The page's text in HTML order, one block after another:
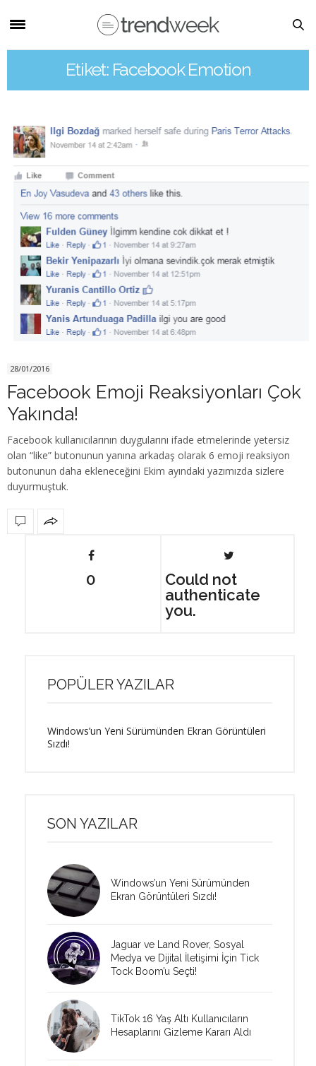
Etiket: Facebook Emotion
28/01/2016
Facebook Emoji Reaksiyonları Çok
Yakında!
Facebook kullanıcılarının duygularını ifade etmelerinde yetersiz
olan “like” butonunun yanına arkadaş olarak 6 emoji reaksiyon
butonunun daha ekleneceğini Ekim ayındaki yazımızda sizlere
duyurmuştuk.
0
Could not
authenticate
you.
POPÜLER YAZILAR
Windows’un Yeni Sürümünden Ekran Görüntüleri
Sızdı!
SON YAZILAR
Windows’un Yeni Sürümünden
Ekran Görüntüleri Sızdı!
Jaguar ve Land Rover, Sosyal
Medya ve Dijital İletişimi İçin Tick
Tock Boom’u Seçti!
TikTok 16 Yaş Altı Kullanıcıların
Hesaplarını Gizleme Kararı Aldı